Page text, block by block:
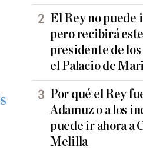
El Rey no puede
pero recibirá
presidente de
el Palacio de
Por qué el Rey
Adamuz o a los
puede ir ahora a
Melilla